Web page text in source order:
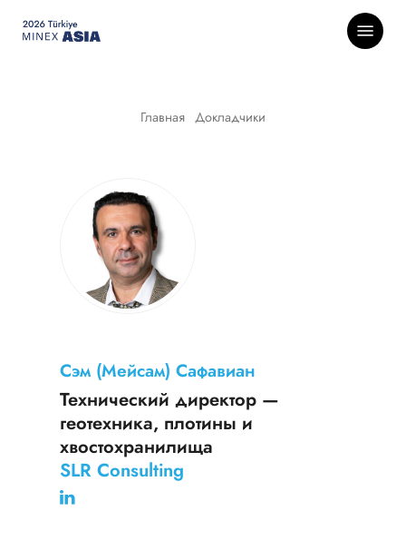
Menu
Главная- Докладчики
Сэм (Мейсам) Сафавиан
Технический директор —
геотехника, плотины и
хвостохранилища
SLR Consulting